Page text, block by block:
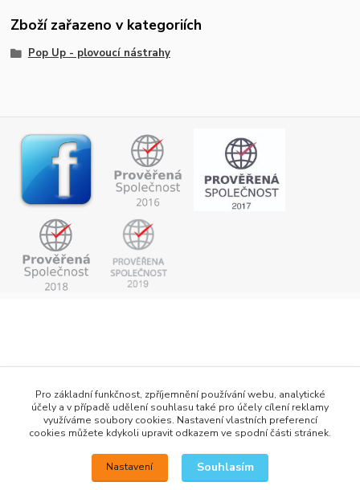
Zboží zařazeno v kategoriích
Pop Up - plovoucí nástrahy
+420 777 876 875
info@h2obaits.cz
Pro základní funkčnost, zpříjemnění používání webu, analytické
účely a v případě udělení souhlasu také pro účely cílení reklamy
využíváme soubory cookies. Nastavení vlastních preferencí
cookies můžete kdykoli upravit odkazem ve spodní části stránek.
Nastavení Souhlasím